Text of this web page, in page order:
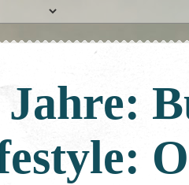
Jahre: